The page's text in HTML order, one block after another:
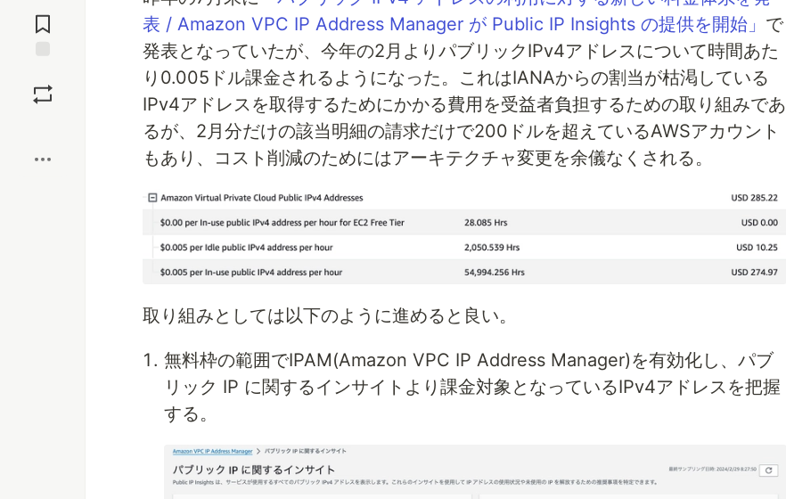
Comments
表 / Amazon VPC IP Address Manager が Public IP Insights の提供を開始」 で
発表となっていたが、今年の2月よりパブリックIPv4アドレスについて時間あた
り0.005ドル課金されるようになった。これはIANAからの割当が枯渇している
IPv4アドレスを取得するためにかかる費用を受益者負担するための取り組みであ
るが、2月分だけの該当明細の請求だけで200ドルを超えているAWSアカウント
もあり、コスト削減のためにはアーキテクチャ変更を余儀なくされる。
取り組みとしては以下のように進めると良い。
無料枠の範囲でIPAM(Amazon VPC IP Address Manager)を有効化し、パブ
リック IP に関するインサイトより課金対象となっているIPv4アドレスを把握
する。